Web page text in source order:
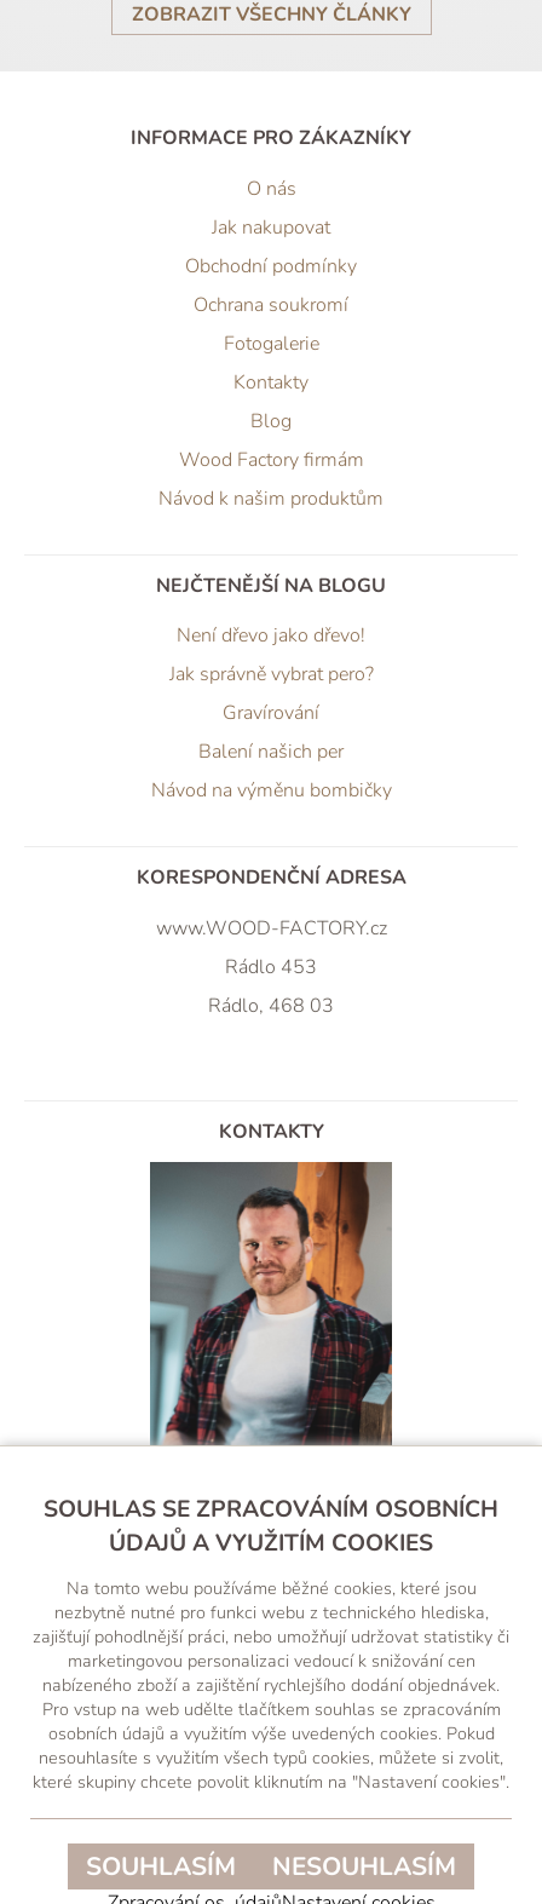
ZOBRAZIT VŠECHNY ČLÁNKY
INFORMACE PRO ZÁKAZNÍKY
O nás
Jak nakupovat
Obchodní podmínky
Ochrana soukromí
Fotogalerie
Kontakty
Blog
Wood Factory firmám
Návod k našim produktům
NEJČTENĚJŠÍ NA BLOGU
Není dřevo jako dřevo!
Jak správně vybrat pero?
Gravírování
Balení našich per
Návod na výměnu bombičky
KORESPONDENČNÍ ADRESA
www.WOOD-FACTORY.cz
Rádlo 453
Rádlo, 468 03
KONTAKTY
Filip Štěpnička
+420 607 238 260
(Po-Pá, 8-18 hod.)
obchod@wood-factory.cz
SOUHLAS SE ZPRACOVÁNÍM OSOBNÍCH
ÚDAJŮ A VYUŽITÍM COOKIES
Na tomto webu používáme běžné cookies, které jsou
nezbytně nutné pro funkci webu z technického hlediska,
zajišťují pohodlnější práci, nebo umožňují udržovat statistiky či
marketingovou personalizaci vedoucí k snižování cen
nabízeného zboží a zajištění rychlejšího dodání objednávek.
Pro vstup na web udělte tlačítkem souhlas se zpracováním
osobních údajů a využitím výše uvedených cookies. Pokud
nesouhlasíte s využitím všech typů cookies, můžete si zvolit,
které skupiny chcete povolit kliknutím na "Nastavení cookies".
SOUHLASÍM NESOUHLASÍM